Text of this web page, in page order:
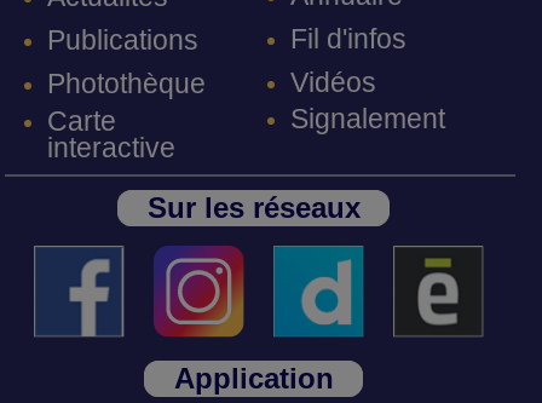
Publications
Photothèque
Carte
interactive
Fil d'infos
Vidéos
Signalement
Sur les réseaux
Application